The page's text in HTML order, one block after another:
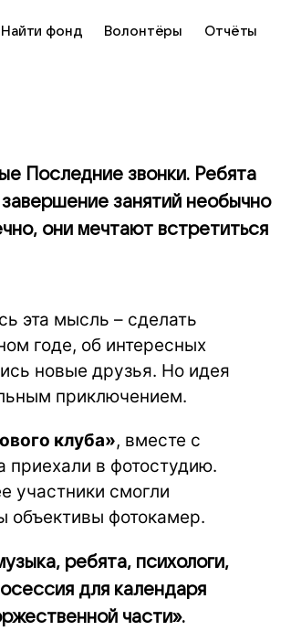
Найти фонд Волонтёры Отчёты
Последние звонки. Ребята
занятий необычно
они мечтают встретиться
эта мысль – сделать
годе, об интересных
новые друзья. Но идея
приключением.
клуба», вместе с
приехали в фотостудию.
участники смогли
объективы фотокамер.
ребята, психологи,
для календаря
части».